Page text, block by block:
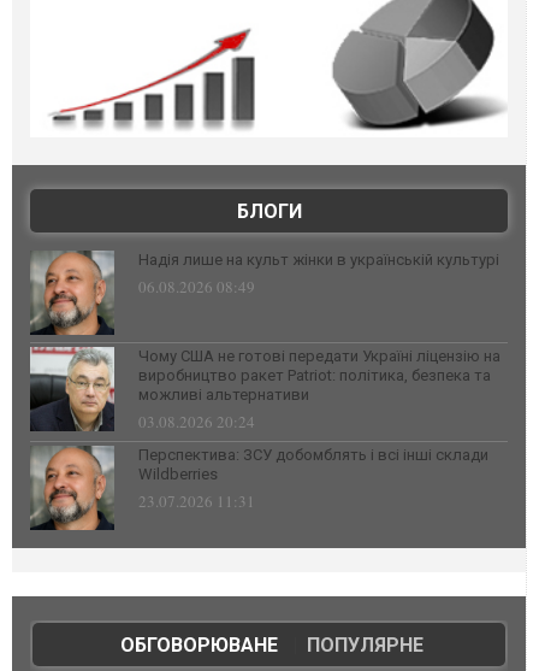
БЛОГИ
Надія лише на культ жінки в українській культурі
06.08.2026 08:49
Чому США не готові передати Україні ліцензію на
виробництво ракет Patriot: політика, безпека та
можливі альтернативи
03.08.2026 20:24
Перспектива: ЗСУ добомблять і всі інші склади
Wildberries
23.07.2026 11:31
ОБГОВОРЮВАНЕ| ПОПУЛЯРНЕ